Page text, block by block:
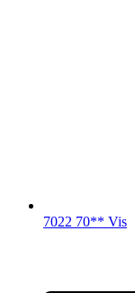
7022 70** Vis